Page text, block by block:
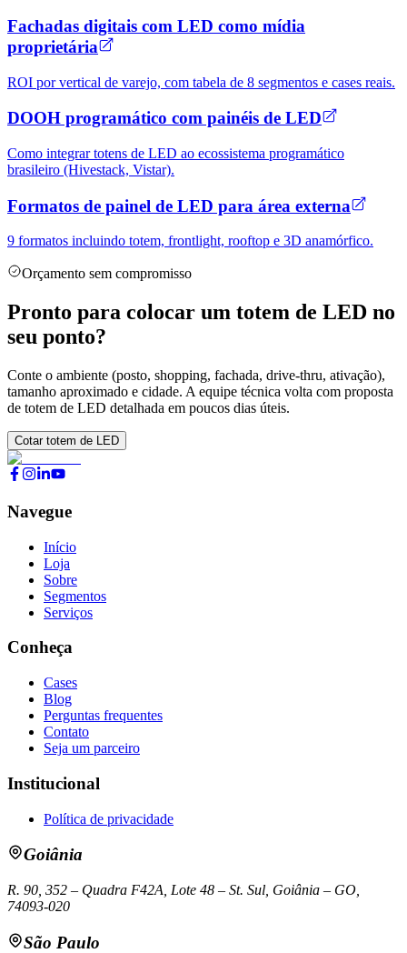
Fachadas digitais com LED como mídia
proprietária
ROI por vertical de varejo, com tabela de 8 segmentos e cases reais.
DOOH programático com painéis de LED
Como integrar totens de LED ao ecossistema programático
brasileiro (Hivestack, Vistar).
Formatos de painel de LED para área externa
9 formatos incluindo totem, frontlight, rooftop e 3D anamórfico.
Orçamento sem compromisso
Pronto para colocar um totem de LED no
seu ponto?
Conte o ambiente (posto, shopping, fachada, drive-thru, ativação),
tamanho aproximado e cidade. A equipe técnica volta com proposta
de totem de LED detalhada em poucos dias úteis.
Cotar totem de LED
Navegue
Início
Loja
Sobre
Segmentos
Serviços
Conheça
Cases
Blog
Perguntas frequentes
Contato
Seja um parceiro
Institucional
Política de privacidade
Goiânia
R. 90, 352 – Quadra F42A, Lote 48 – St. Sul, Goiânia – GO,
74093-020
São Paulo